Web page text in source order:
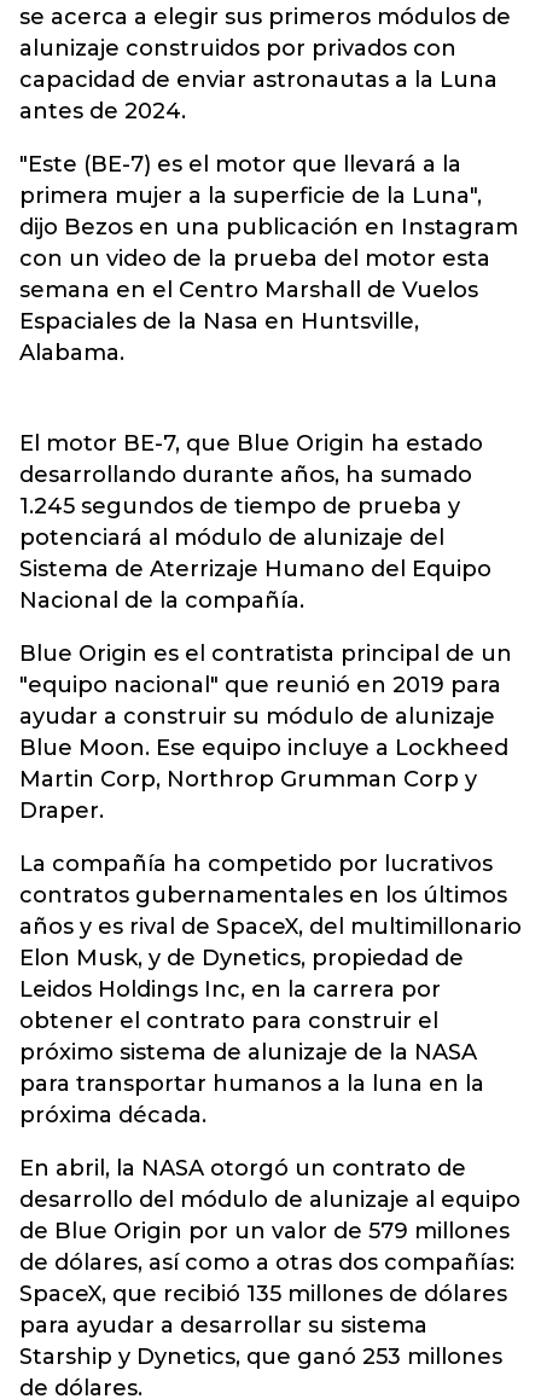
se acerca a elegir sus primeros módulos de
alunizaje construidos por privados con
capacidad de enviar astronautas a la Luna
antes de 2024.
"Este (BE-7) es el motor que llevará a la
primera mujer a la superficie de la Luna",
dijo Bezos en una publicación en Instagram
con un video de la prueba del motor esta
semana en el Centro Marshall de Vuelos
Espaciales de la Nasa en Huntsville,
Alabama.
El motor BE-7, que Blue Origin ha estado
desarrollando durante años, ha sumado
1.245 segundos de tiempo de prueba y
potenciará al módulo de alunizaje del
Sistema de Aterrizaje Humano del Equipo
Nacional de la compañía.
Blue Origin es el contratista principal de un
"equipo nacional" que reunió en 2019 para
ayudar a construir su módulo de alunizaje
Blue Moon. Ese equipo incluye a Lockheed
Martin Corp, Northrop Grumman Corp y
Draper.
La compañía ha competido por lucrativos
contratos gubernamentales en los últimos
años y es rival de SpaceX, del multimillonario
Elon Musk, y de Dynetics, propiedad de
Leidos Holdings Inc, en la carrera por
obtener el contrato para construir el
próximo sistema de alunizaje de la NASA
para transportar humanos a la luna en la
próxima década.
En abril, la NASA otorgó un contrato de
desarrollo del módulo de alunizaje al equipo
de Blue Origin por un valor de 579 millones
de dólares, así como a otras dos compañías:
SpaceX, que recibió 135 millones de dólares
para ayudar a desarrollar su sistema
Starship y Dynetics, que ganó 253 millones
de dólares.